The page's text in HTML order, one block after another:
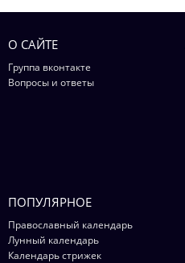
О САЙТЕ
Группа вконтакте
Вопросы и ответы
ПОПУЛЯРНОЕ
Православный календарь
Лунный календарь
Календарь стрижек